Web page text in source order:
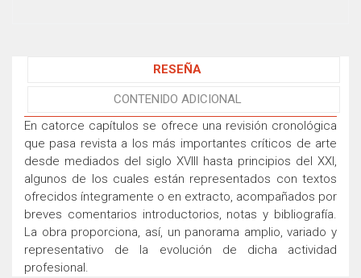
RESEÑA
CONTENIDO ADICIONAL
En catorce capítulos se ofrece una revisión cronológica
que pasa revista a los más importantes críticos de arte
desde mediados del siglo XVIII hasta principios del XXI,
algunos de los cuales están representados con textos
ofrecidos íntegramente o en extracto, acompañados por
breves comentarios introductorios, notas y bibliografía.
La obra proporciona, así, un panorama amplio, variado y
representativo de la evolución de dicha actividad
profesional.